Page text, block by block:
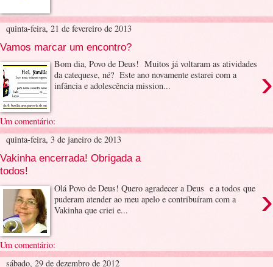
quinta-feira, 21 de fevereiro de 2013
Vamos marcar um encontro?
›
Bom dia, Povo de Deus! Muitos já voltaram as atividades
da catequese, né? Este ano novamente estarei com a
infância e adolescência mission...
Um comentário:
quinta-feira, 3 de janeiro de 2013
Vakinha encerrada! Obrigada a
todos!
›
Olá Povo de Deus! Quero agradecer a Deus e a todos que
puderam atender ao meu apelo e contribuíram com a
Vakinha que criei e...
Um comentário:
sábado, 29 de dezembro de 2012